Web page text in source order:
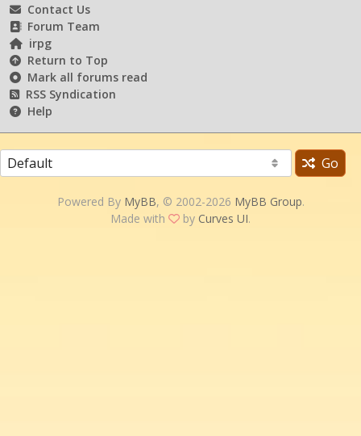
Contact Us
Forum Team
irpg
Return to Top
Mark all forums read
RSS Syndication
Help
Go
Powered By MyBB, © 2002-2026 MyBB Group.
Made with
by Curves UI.